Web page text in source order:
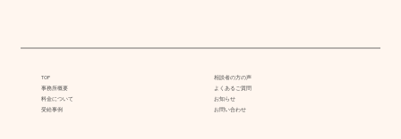
TOP
事務所概要
料金について
受給事例
相談者の方の声
よくあるご質問
お知らせ
お問い合わせ